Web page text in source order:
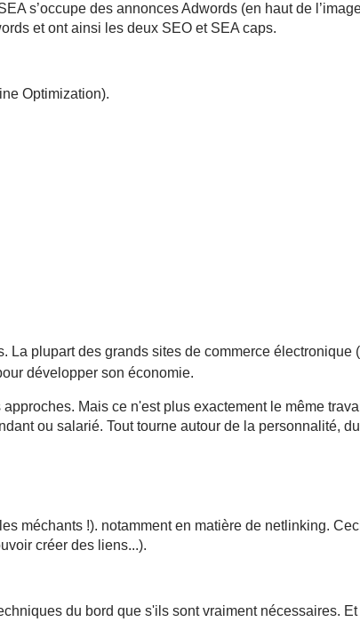
s’occupe des annonces Adwords (en haut de
et ont ainsi les deux SEO et SEA caps.
Optimization).
plupart des grands sites de commerce électronique
développer son économie.
Mais ce n'est plus exactement le même
ou salarié. Tout tourne autour de la personnalité,
méchants !). notamment en matière de netlinking.
créer des liens...).
du bord que s'ils sont vraiment nécessaires. Et